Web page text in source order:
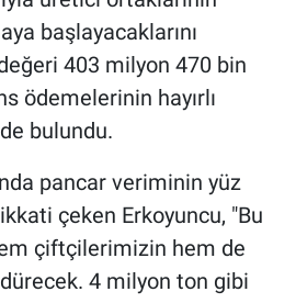
başlayacaklarını
403 milyon 470 bin
ödemelerinin hayırlı
bulundu.
pancar veriminin yüz
çeken Erkoyuncu, "Bu
çiftçilerimizin hem de
4 milyon ton gibi